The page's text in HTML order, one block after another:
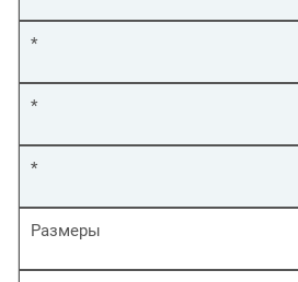
*
*
*
Размеры